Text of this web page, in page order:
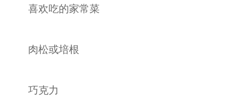
喜欢吃的家常菜
肉松或培根
巧克力